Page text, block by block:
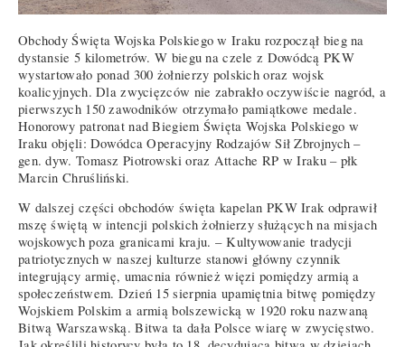
Obchody Święta Wojska Polskiego w Iraku rozpoczął bieg na
dystansie 5 kilometrów. W biegu na czele z Dowódcą PKW
wystartowało ponad 300 żołnierzy polskich oraz wojsk
koalicyjnych. Dla zwycięzców nie zabrakło oczywiście nagród, a
pierwszych 150 zawodników otrzymało pamiątkowe medale.
Honorowy patronat nad Biegiem Święta Wojska Polskiego w
Iraku objęli: Dowódca Operacyjny Rodzajów Sił Zbrojnych –
gen. dyw. Tomasz Piotrowski oraz Attache RP w Iraku – płk
Marcin Chruśliński.
W dalszej części obchodów święta kapelan PKW Irak odprawił
mszę świętą w intencji polskich żołnierzy służących na misjach
wojskowych poza granicami kraju. – Kultywowanie tradycji
patriotycznych w naszej kulturze stanowi główny czynnik
integrujący armię, umacnia również więzi pomiędzy armią a
społeczeństwem. Dzień 15 sierpnia upamiętnia bitwę pomiędzy
Wojskiem Polskim a armią bolszewicką w 1920 roku nazwaną
Bitwą Warszawską. Bitwa ta dała Polsce wiarę w zwycięstwo.